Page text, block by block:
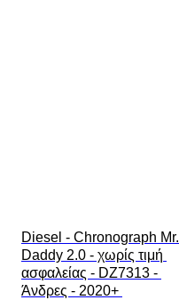
Diesel - Chronograph Mr.
Daddy 2.0 - χωρίς τιμή
ασφαλείας - DZ7313 -
Άνδρες - 2020+